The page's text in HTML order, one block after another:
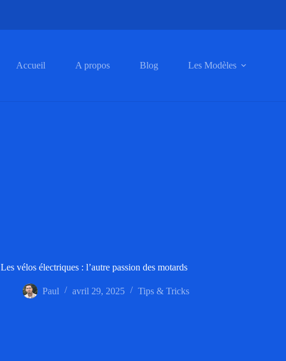
Accueil A propos Blog Les Modèles
Les vélos électriques : l’autre passion des motards
Paul avril 29, 2025 Tips & Tricks